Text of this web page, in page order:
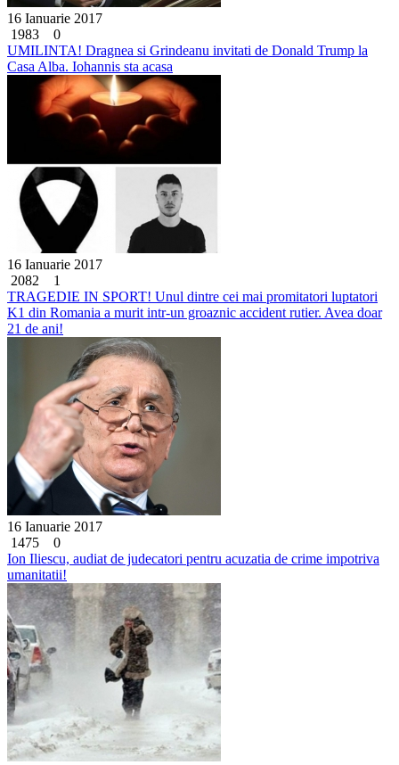
16 Ianuarie 2017
1983
0
UMILINTA! Dragnea si Grindeanu invitati de Donald Trump la
Casa Alba. Iohannis sta acasa
16 Ianuarie 2017
2082
1
TRAGEDIE IN SPORT! Unul dintre cei mai promitatori luptatori
K1 din Romania a murit intr-un groaznic accident rutier. Avea doar
21 de ani!
16 Ianuarie 2017
1475
0
Ion Iliescu, audiat de judecatori pentru acuzatia de crime impotriva
umanitatii!